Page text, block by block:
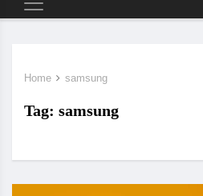
Home samsung
Tag: samsung